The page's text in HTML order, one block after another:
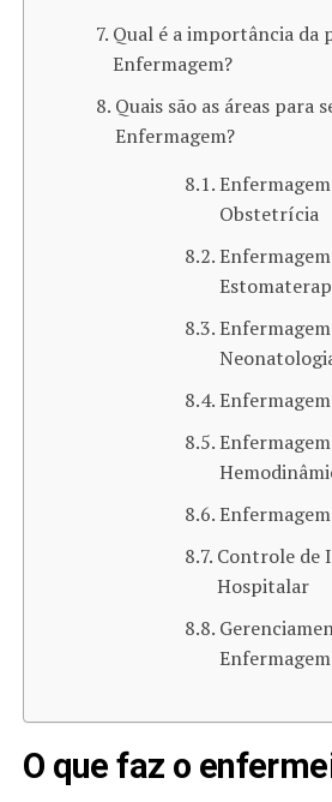
Qual é a importância da
Enfermagem?
Quais são as áreas para
Enfermagem?
Obstetrícia
Controle de
Hospitalar
Enfermagem
O que faz o